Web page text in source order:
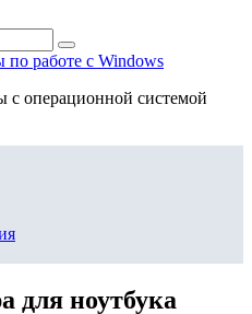
по работе с Windows
операционной системой
для ноутбука